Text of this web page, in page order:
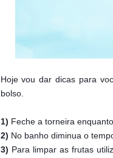
Hoje vou dar dicas para
bolso.
1) Feche a torneira
2) No banho diminua o
3) Para limpar as frutas